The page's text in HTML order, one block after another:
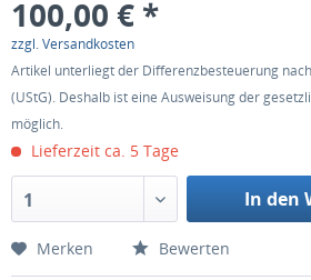
100,00 € *
zzgl. Versandkosten
Artikel unterliegt der Differenzbesteuerung
(UStG). Deshalb ist eine Ausweisung der
möglich.
Lieferzeit ca. 5 Tage
1 In den
Merken Bewerten